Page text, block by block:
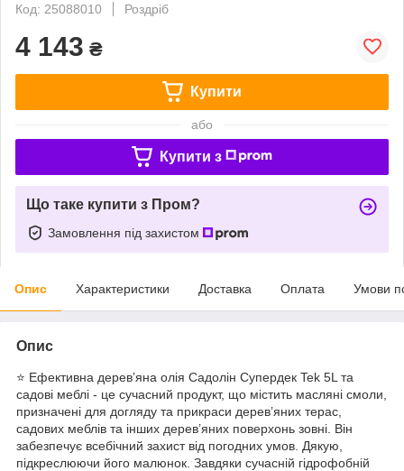
Код: 25088010
Роздріб
4 143 ₴
Купити
або
Купити з
Що таке купити з Пром?
Замовлення під захистом
Опис Характеристики Доставка Оплата Умови
Опис
⭐ Ефективна дерев’яна олія Садолін Супердек Tek 5L та
садові меблі - це сучасний продукт, що містить масляні смоли,
призначені для догляду та прикраси дерев’яних терас,
садових меблів та інших дерев’яних поверхонь зовні. Він
забезпечує всебічний захист від погодних умов. Дякую,
підкреслюючи його малюнок. Завдяки сучасній гідрофобній